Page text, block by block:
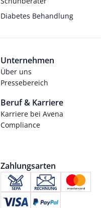
Diabetes Behandlung
Unternehmen
Über uns
Pressebereich
Beruf & Karriere
Karriere bei Avena
Compliance
Zahlungsarten